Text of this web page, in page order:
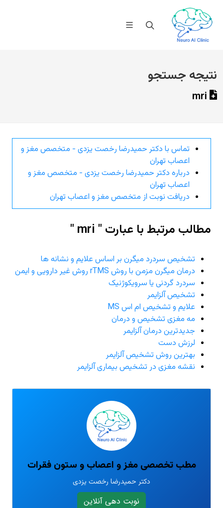
نتیجه جستجو
تماس با دکتر حمیدرضا رخصت یزدی - متخصص مغز و
اعصاب تهران
درباره دکتر حمیدرضا رخصت یزدی - متخصص مغز و
اعصاب تهران
دریافت نوبت از متخصص مغز و اعصاب تهران
مطالب مرتبط با عبارت " mri "
تشخیص سردرد میگرن بر اساس علایم و نشانه ها
درمان میگرن مزمن با روش rTMS روش غیر دارویی و ایمن
سردرد گردنی یا سرویکوژنیک
تشخیص آلزایمر
علایم و تشخیص ام اس MS
مه مغزی تشخیص و درمان
جدیدترین درمان آلزایمر
لرزش دست
بهترین روش تشخیص آلزایمر
نقشه مغزی در تشخیص بیماری آلزایمر
مطب تخصصی مغز و اعصاب و ستون فقرات
دکتر حمیدرضا رخصت یزدی
نوبت دهی آنلاین